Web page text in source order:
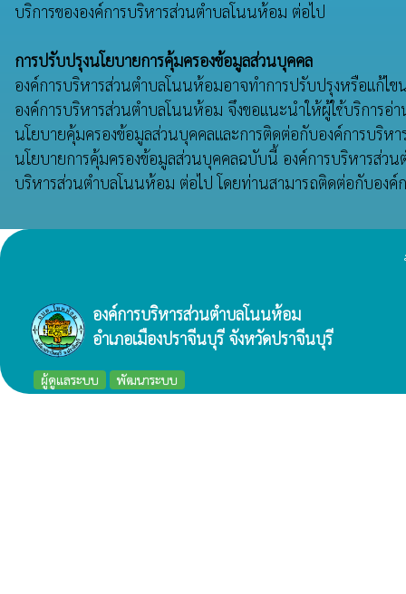
บริการขององค์การบริหารส่วนตำบลโนนห้อม ต่อไป
การปรับปรุงนโยบายการคุ้มครองข้อมูลส่วนบุคคล
องค์การบริหารส่วนตำบลโนนห้อมอาจทำการปรับปรุงหรือแก้ไ
องค์การบริหารส่วนตำบลโนนห้อม จึงขอแนะนําให้ผู้ใช้บริการ
นโยบายคุ้มครองข้อมูลส่วนบุคคลและการติดต่อกับองค์การบริ
นโยบายการคุ้มครองข้อมูลส่วนบุคคลฉบับนี้ องค์การบริหารส่ว
บริหารส่วนตำบลโนนห้อม ต่อไป โดยท่านสามารถติดต่อกับอง
องค์การบริหารส่วนตำบลโนนห้อม
อำเภอเมืองปราจีนบุรี จังหวัดปราจีนบุรี
ผู้ดูแลระบบ พัฒนาระบบ